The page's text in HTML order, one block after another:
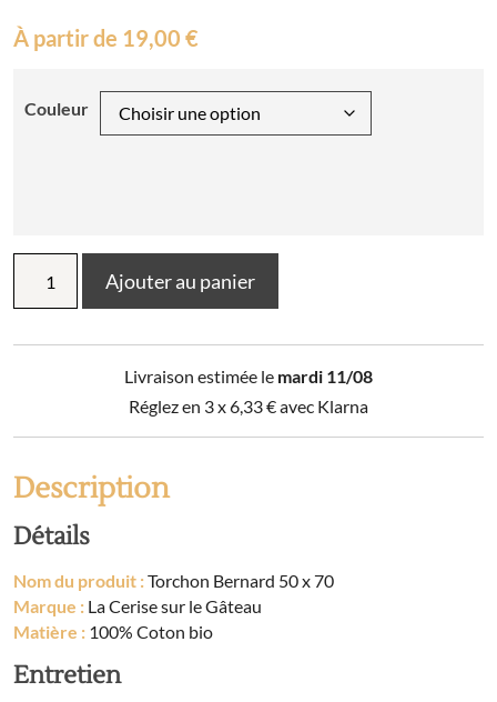
À partir de 19,00 €
Couleur
Torchon
Ajouter au panier
Livraison estimée le mardi 11/08
Réglez en 3 x6,33€avec Klarna
Description
Détails
Nom du produit :Torchon Bernard 50 x 70
Marque : La Cerise sur le Gâteau
Matière : 100% Coton bio
Entretien